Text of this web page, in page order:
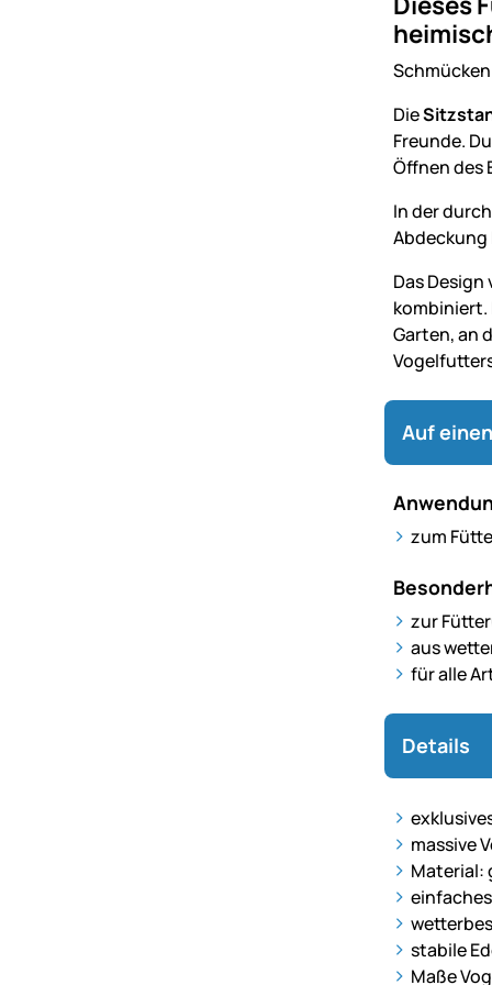
Die
Freunde.
Öffnen des
In der
Abdeckung
Das
kombiniert.
Garten, an
Auf
zum
zur
aus
für alle
Details
massive
Material:
stabile
Maße